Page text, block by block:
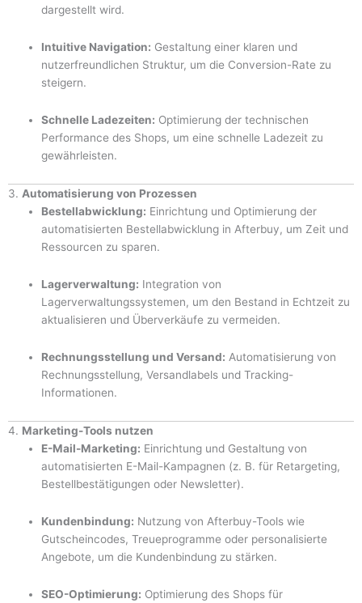
dargestellt wird.
Intuitive Navigation: Gestaltung einer klaren und
nutzerfreundlichen Struktur, um die Conversion-Rate zu
steigern.
Schnelle Ladezeiten: Optimierung der technischen
Performance des Shops, um eine schnelle Ladezeit zu
gewährleisten.
3. Automatisierung von Prozessen
Bestellabwicklung: Einrichtung und Optimierung der
automatisierten Bestellabwicklung in Afterbuy, um Zeit und
Ressourcen zu sparen.
Lagerverwaltung: Integration von
Lagerverwaltungssystemen, um den Bestand in Echtzeit zu
aktualisieren und Überverkäufe zu vermeiden.
Rechnungsstellung und Versand: Automatisierung von
Rechnungsstellung, Versandlabels und Tracking-
Informationen.
4. Marketing-Tools nutzen
E-Mail-Marketing: Einrichtung und Gestaltung von
automatisierten E-Mail-Kampagnen (z. B. für Retargeting,
Bestellbestätigungen oder Newsletter).
Kundenbindung: Nutzung von Afterbuy-Tools wie
Gutscheincodes, Treueprogramme oder personalisierte
Angebote, um die Kundenbindung zu stärken.
SEO-Optimierung: Optimierung des Shops für